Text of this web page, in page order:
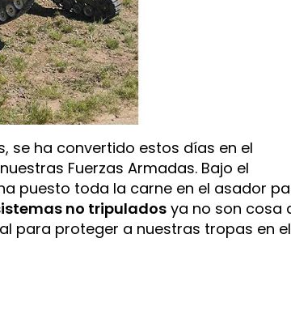
se ha convertido estos días en el
Fuerzas Armadas. Bajo el
puesto toda la carne en el asador
no tripulados ya no son cosa
para proteger a nuestras tropas en el